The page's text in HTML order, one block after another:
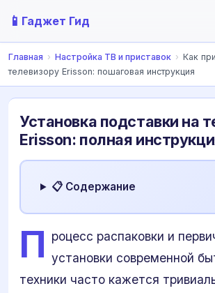
📱 Гаджет Гид
Главная › Настройка ТВ и приставок › Как
телевизору Erisson: пошаговая инструкция
Установка подставки на
Erisson: полная
📋 Содержание
П роцесс распаковки и
установки современной
техники часто кажется